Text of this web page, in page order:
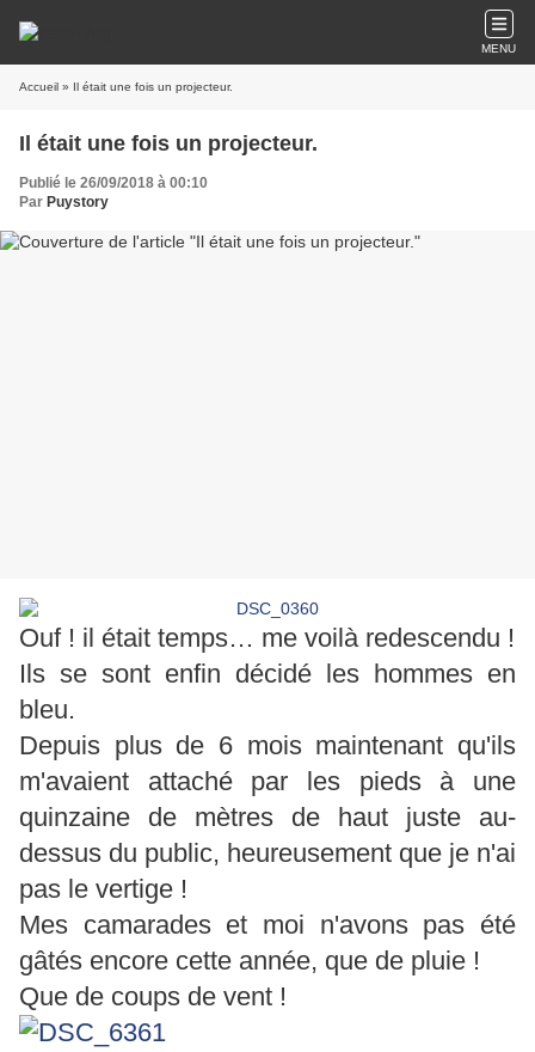
MENU
Accueil » Il était une fois un projecteur.
Il était une fois un projecteur.
Publié le 26/09/2018 à 00:10
Par Puystory
Ouf ! il était temps… me voilà redescendu !
Ils se sont enfin décidé les hommes en
bleu.
Depuis plus de 6 mois maintenant qu'ils
m'avaient attaché par les pieds à une
quinzaine de mètres de haut juste au-
dessus du public, heureusement que je n'ai
pas le vertige !
Mes camarades et moi n'avons pas été
gâtés encore cette année, que de pluie !
Que de coups de vent !